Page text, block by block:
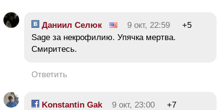
Даниил Селюк 9 окт, 22:59
+5
Sage за некрофилию. Упячка мертва.
Смиритесь.
Ответить
Konstantin Gak 9 окт, 23:00
+7